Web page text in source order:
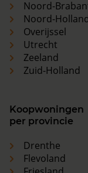
Noord-
Noord-
Overijssel
Utrecht
Zeeland
Zuid-Holland
Koopwoningen
per provincie
Drenthe
Flevoland